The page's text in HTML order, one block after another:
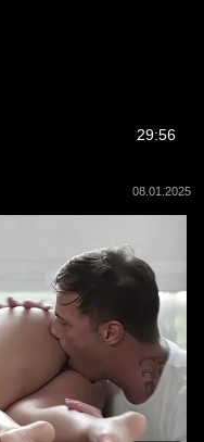
29:56
08.01.2025